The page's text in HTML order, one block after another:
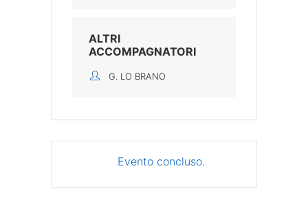
ALTRI
ACCOMPAGNATORI
G. LO BRANO
Evento concluso.